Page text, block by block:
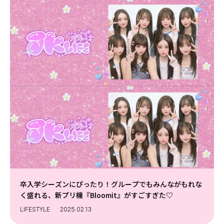
卒入学シーズンにぴったり！グループでもみんながもれな
く盛れる、新プリ機『Bloomit』がすごすぎた♡
LIFESTYLE 2025.02.13